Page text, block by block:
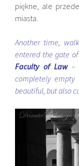
piękne, ale
miasta.
Another time,
entered the gate
Faculty of Law –
completely empty
beautiful, but also